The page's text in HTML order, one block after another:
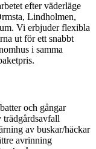
efter väderläge
Lindholmen,
Vi erbjuder flexibla
ut för ett snabbt
i samma
och gångar
av buskar/häckar
avrinning